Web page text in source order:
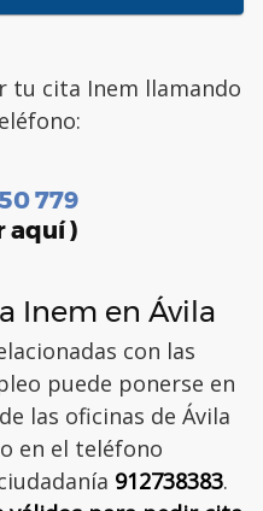
tu cita Inem llamando
779
aquí )
Inem en Ávila
con las
puede ponerse en
las oficinas de Ávila
en el teléfono
912738383.